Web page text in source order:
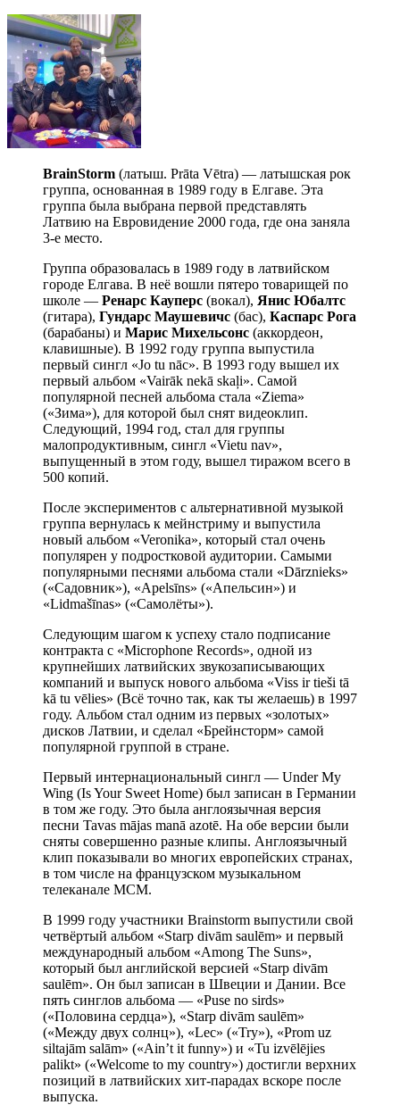
BrainStorm (латыш. Prāta Vētra) — латышская рок
группа, основанная в 1989 году в Елгаве. Эта
группа была выбрана первой представлять
Латвию на Евровидение 2000 года, где она заняла
3-е место.
Группа образовалась в 1989 году в латвийском
городе Елгава. В неё вошли пятеро товарищей по
школе — Ренарс Кауперс (вокал), Янис Юбалтс
(гитара), Гундарс Маушевичс (бас), Каспарс Рога
(барабаны) и Марис Михельсонс (аккордеон,
клавишные). В 1992 году группа выпустила
первый сингл «Jo tu nāc». В 1993 году вышел их
первый альбом «Vairāk nekā skaļi». Самой
популярной песней альбома стала «Ziema»
(«Зима»), для которой был снят видеоклип.
Следующий, 1994 год, стал для группы
малопродуктивным, сингл «Vietu nav»,
выпущенный в этом году, вышел тиражом всего в
500 копий.
После экспериментов с альтернативной музыкой
группа вернулась к мейнстриму и выпустила
новый альбом «Veronika», который стал очень
популярен у подростковой аудитории. Самыми
популярными песнями альбома стали «Dārznieks»
(«Садовник»), «Apelsīns» («Апельсин») и
«Lidmašīnas» («Самолёты»).
Следующим шагом к успеху стало подписание
контракта с «Microphone Records», одной из
крупнейших латвийских звукозаписывающих
компаний и выпуск нового альбома «Viss ir tieši tā
kā tu vēlies» (Всё точно так, как ты желаешь) в 1997
году. Альбом стал одним из первых «золотых»
дисков Латвии, и сделал «Брейнсторм» самой
популярной группой в стране.
Первый интернациональный сингл — Under My
Wing (Is Your Sweet Home) был записан в Германии
в том же году. Это была англоязычная версия
песни Tavas mājas manā azotē. На обе версии были
сняты совершенно разные клипы. Англоязычный
клип показывали во многих европейских странах,
в том числе на французском музыкальном
телеканале MCM.
В 1999 году участники Brainstorm выпустили свой
четвёртый альбом «Starp divām saulēm» и первый
международный альбом «Among The Suns»,
который был английской версией «Starp divām
saulēm». Он был записан в Швеции и Дании. Все
пять синглов альбома — «Puse no sirds»
(«Половина сердца»), «Starp divām saulēm»
(«Между двух солнц»), «Lec» («Try»), «Prom uz
siltajām salām» («Ain’t it funny») и «Tu izvēlējies
palikt» («Welcome to my country») достигли верхних
позиций в латвийских хит-парадах вскоре после
выпуска.